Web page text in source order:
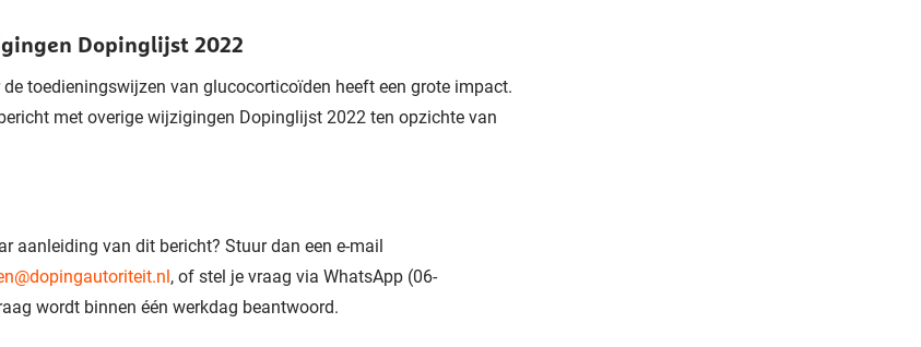
Dopinglijst 2022
toedieningswijzen van glucocorticoïden heeft een grote impact.
met overige wijzigingen Dopinglijst 2022 ten opzichte van
aanleiding van dit bericht? Stuur dan een e-mail
, of stel je vraag via WhatsApp (06-
wordt binnen één werkdag beantwoord.